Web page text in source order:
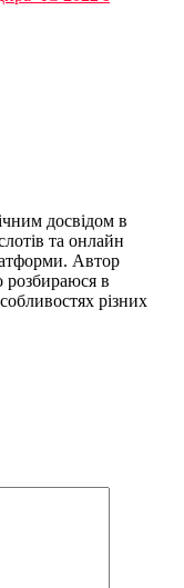
досвідом в
та онлайн
Автор
розбираюся в
різних